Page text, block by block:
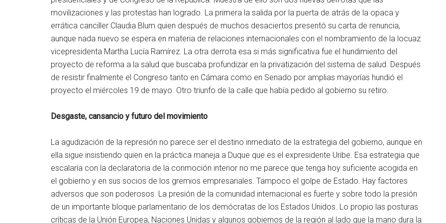
movilizaciones y las protestas han logrado. La primera la salida por la puerta de atrás de la opaca y
errática canciller Claudia Blum quien después de muchos desaciertos presentó su carta de renuncia,
aunque nada nuevo se espera en materia de relaciones internacionales con el nombramiento de la locuaz
vicepresidenta Martha Lucía Ramírez. La otra derrota esa si más significativa fue el hundimiento del
proyecto de reforma a la salud que buscaba profundizar en la privatización del sistema de salud. Después
de resistir finalmente el Congreso tanto en Cámara como en Senado por amplias mayorías hundió el
proyecto el miércoles 19 de mayo. Otro triunfo de la calle que había pedido al gobierno su retiro.
Desgaste, cansancio y futuro del movimiento
La agudización de la represión no parece ser el destino inmediato de la estrategia del gobierno, aunque en
ella sigue insistiendo quien en la práctica maneja a Duque que es el expresidente Uribe. Esa estrategia que
escalaría con la declaratoria de la conmoción interior no me parece que tenga hoy suficiente acogida en
el gobierno y en sus socios de los gremios empresariales. Tampoco el golpe de Estado. Hay factores
adversos que son poderosos. La presión de la comunidad internacional es fuerte y sobre todo la presión
de un importante bloque parlamentario de los demócratas de los Estados Unidos. Lo propio las posturas
críticas de la Unión Europea, Naciones Unidas y algunos gobiernos de la región al lado que la mano dura la